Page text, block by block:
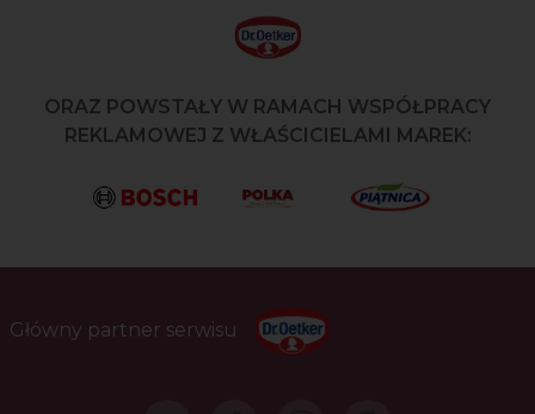
ORAZ POWSTAŁY W RAMACH WSPÓŁPRACY
REKLAMOWEJ Z WŁAŚCICIELAMI MAREK:
Główny partner serwisu